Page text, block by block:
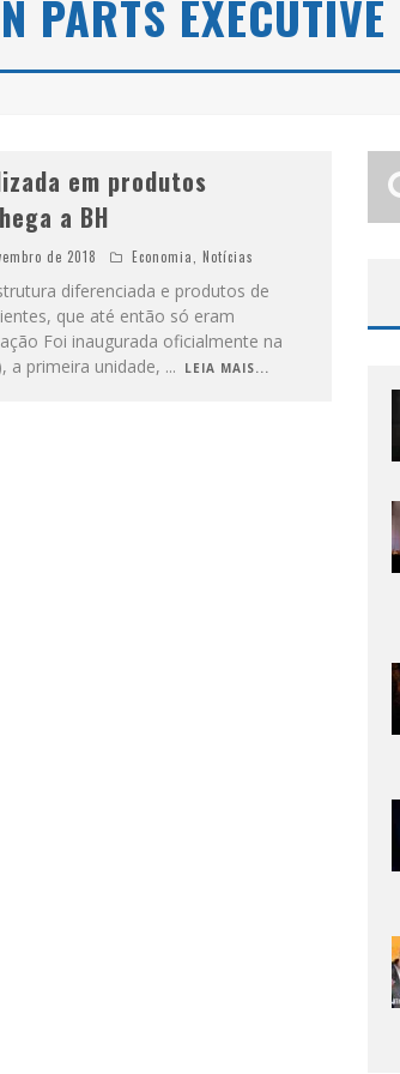
PARTS EXECUTIVE
em produtos
a BH
de 2018 Economia Notícias
diferenciada e produtos de
que até então só eram
Foi inaugurada oficialmente na
a primeira unidade, ... LEIA MAIS...